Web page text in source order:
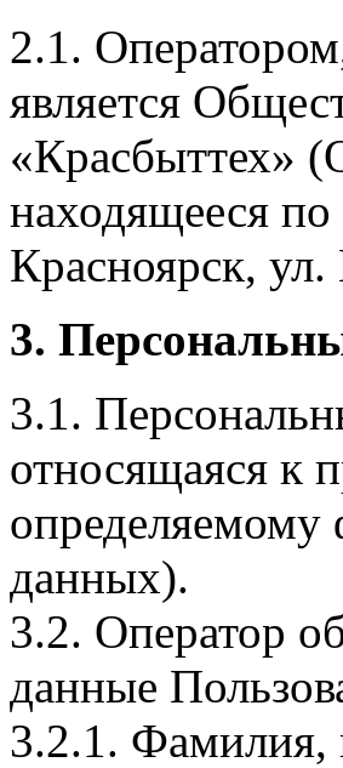
2.1.
является
«Красбыттех»
находящееся
Красноярск,
3.
3.1.
относящаяся к
определяемому
данных).
3.2. Оператор
данные
3.2.1. Фамилия,